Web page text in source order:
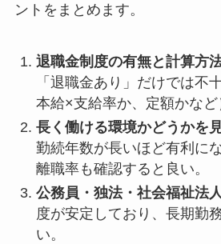
ントをまとめます。
退職金制度の有無と計算方
「退職金あり」だけでは不
本給×支給率か、定額かなど
長く働ける環境かどうかを
勤続年数が長いほど有利に
離職率も確認すると良い。
公務員・独法・社会福祉法
度が安定しており、長期勤
い。